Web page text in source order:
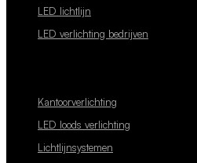
LED lichtlijn
LED verlichting bedrijven
Kantoorverlichting
LED loods verlichting
Lichtlijnsystemen